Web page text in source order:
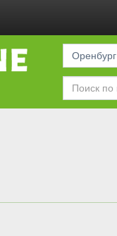
Оренбург